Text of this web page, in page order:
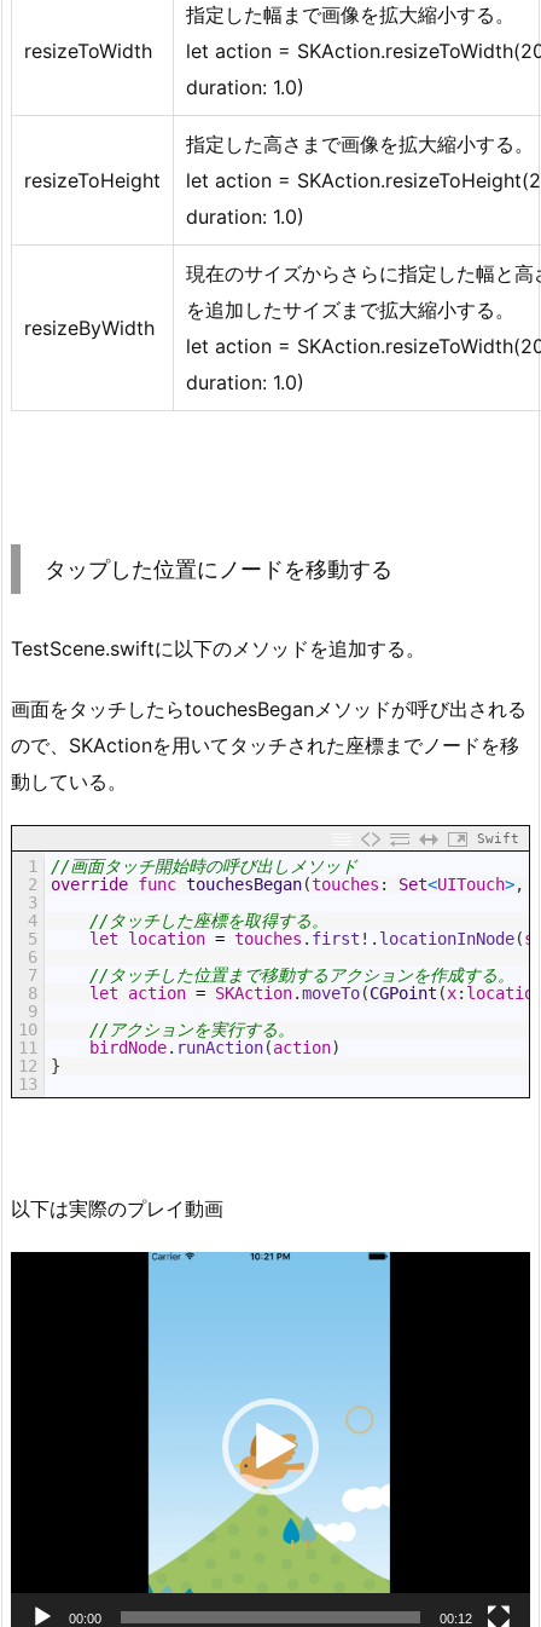
resizeToWidth
指定した幅まで画像を拡大縮小する。
let action =
duration: 1.0)
resizeToHeight
指定した高さまで画像を拡大縮小する。
let action =
duration: 1.0)
resizeByWidth
現在のサイズからさらに指定した幅と高
を追加したサイズまで拡大縮小する。
let action =
duration: 1.0)
タップした位置にノードを移動する
TestScene.swiftに以下のメソッドを追加する。
画面をタッチしたらtouchesBeganメソッドが呼び出される
ので、SKActionを用いてタッチされた座標までノードを移
動している。
Swift
1
2
3
4
5
6
7
8
9
10
11
12
13
//画面タッチ開始時の呼び出しメソッド
override func touchesBegan(touches : Set<UITouch>,
//タッチした座標を取得する。
let
location = touches . first ! . locationInNode(
//タッチした位置まで移動するアクションを作成する。
let
action = SKAction.moveTo(CGPoint (x:
//アクションを実行する。
birdNode. runAction(action)
}
以下は実際のプレイ動画
00:00 00:12